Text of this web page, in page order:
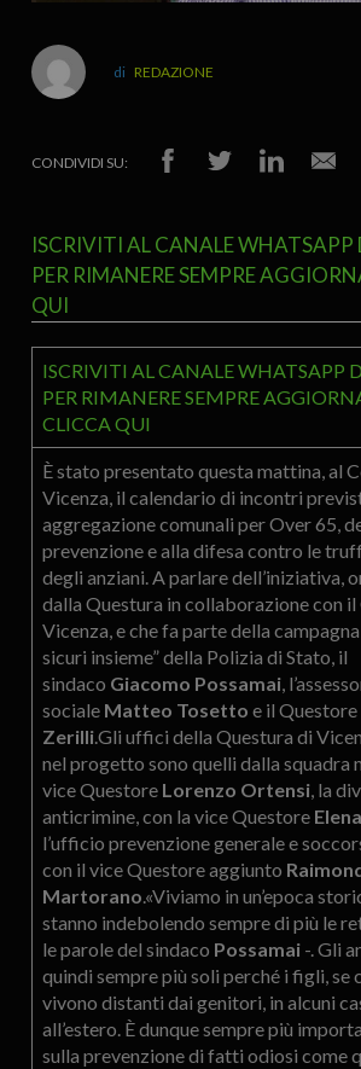
REDAZIONE
CONDIVIDI SU:
ISCRIVITI AL CANALE WHATSAPP
PER RIMANERE SEMPRE
QUI
ISCRIVITI AL CANALE WHATSAPP
PER RIMANERE SEMPRE
CLICCA QUI
È stato presentato questa mattina, al
Vicenza, il calendario di incontri
aggregazione comunali per Over 65,
prevenzione e alla difesa contro le
degli anziani. A parlare dell’iniziativa,
dalla Questura in collaborazione con il
Vicenza, e che fa parte della
sicuri insieme” della Polizia di Stato, il
sindaco Giacomo Possamai,
sociale Matteo Tosetto e il Questore
Zerilli.Gli uffici della Questura di
nel progetto sono quelli dalla squadra
vice Questore Lorenzo Ortensi, la
anticrimine, con la vice Questore
l’ufficio prevenzione generale e
con il vice Questore aggiunto
Martorano.«Viviamo in un’epoca
stanno indebolendo sempre di più le
le parole del sindaco Possamai-. Gli
quindi sempre più soli perché i figli, se
vivono distanti dai genitori, in alcuni
all’estero. È dunque sempre più
sulla prevenzione di fatti odiosi come